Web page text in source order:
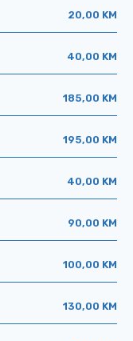
20,00 KM
40,00 KM
185,00 KM
195,00 KM
40,00 KM
90,00 KM
100,00 KM
130,00 KM